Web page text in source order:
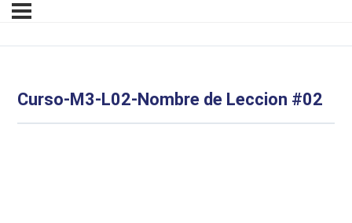
Curso-M3-L02-Nombre de Leccion #02